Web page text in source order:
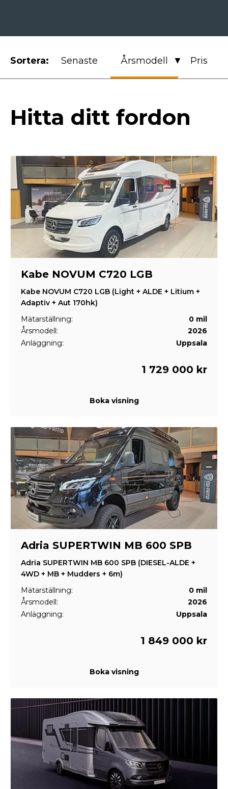
Sortera: Senaste Årsmodell Pris
Hitta ditt fordon
Kabe NOVUM C720 LGB
Kabe NOVUM C720 LGB (Light + ALDE + Litium +
Adaptiv + Aut 170hk)
Mätarställning:
0 mil
Årsmodell:
2026
Anläggning:
Uppsala
1 729 000 kr
Boka visning
Adria SUPERTWIN MB 600 SPB
Adria SUPERTWIN MB 600 SPB (DIESEL-ALDE +
4WD + MB + Mudders + 6m)
Mätarställning:
0 mil
Årsmodell:
2026
Anläggning:
Uppsala
1 849 000 kr
Boka visning